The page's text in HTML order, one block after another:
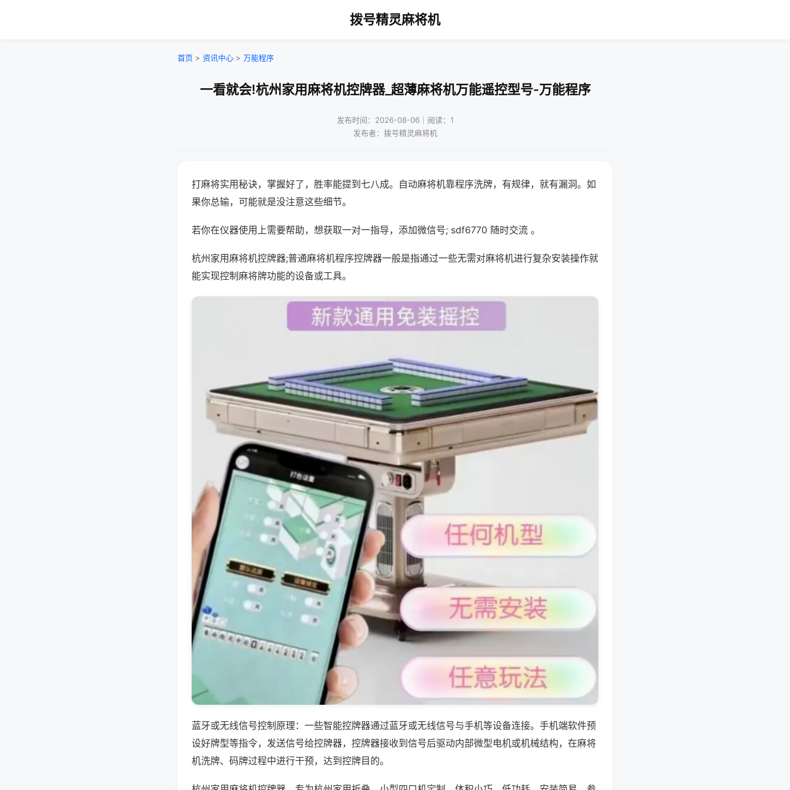
拨号精灵麻将机
首页 > 资讯中心 > 万能程序
一看就会!杭州家用麻将机控牌器_超薄麻将机万能遥控型号-万能程序
发布时间：2026-08-06｜阅读：1
发布者：拨号精灵麻将机
打麻将实用秘诀，掌握好了，胜率能提到七八成。自动麻将机靠程序洗牌，有规律，就有漏洞。如
果你总输，可能就是没注意这些细节。
若你在仪器使用上需要帮助，想获取一对一指导，添加微信号; sdf6770 随时交流 。
杭州家用麻将机控牌器;普通麻将机程序控牌器一般是指通过一些无需对麻将机进行复杂安装操作就
能实现控制麻将牌功能的设备或工具。
蓝牙或无线信号控制原理：一些智能控牌器通过蓝牙或无线信号与手机等设备连接。手机端软件预
设好牌型等指令，发送信号给控牌器，控牌器接收到信号后驱动内部微型电机或机械结构，在麻将
机洗牌、码牌过程中进行干预，达到控牌目的。